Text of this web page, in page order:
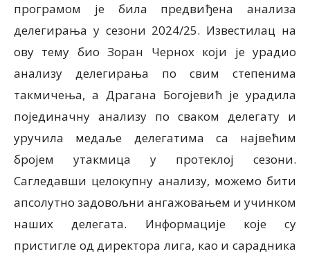
програмом је била предвиђена анализа
делегирања у сезони 2024/25. Известилац на
ову тему био Зоран Чернох који је урадио
анализу делегирања по свим степенима
такмичења, а Драгана Богојевић је урадила
појединачну анализу по сваком делегату и
уручила медаље делегатима са највећим
бројем утакмица у протеклој сезони.
Сагледавши целокупну анализу, можемо бити
апсолутно задовољни ангажовањем и учинком
наших делегата. Информације које су
пристигле од директора лига, као и сарадника